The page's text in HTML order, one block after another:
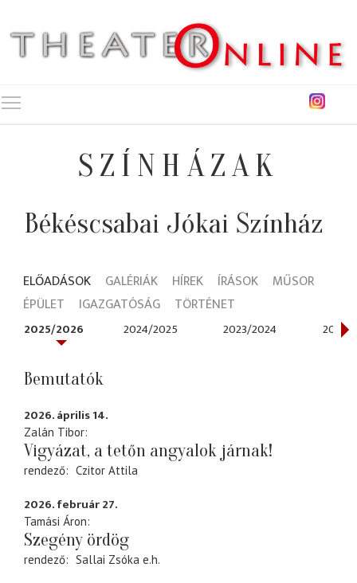
SZÍNHÁZAK
Békéscsabai Jókai Színház
ELŐADÁSOK GALÉRIÁK HÍREK ÍRÁSOK
MŰSOR
ÉPÜLET
IGAZGATÓSÁG TÖRTÉNET
2025/2026 2024/2025 2023/2024 2022/
Bemutatók
2026. április 14.
Zalán Tibor
Vigyázat, a tetőn angyalok járnak!
rendező Czitor Attila
2026. február 27.
Tamási Áron
Szegény ördög
rendező Sallai Zsóka e.h.